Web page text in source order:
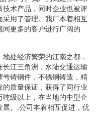
术产品，同时企业也被评
用了管理。我厂本着相互
更多的客户进行广阔的
处经济繁荣的江南之都，
长江三角洲，水陆交通运输
铸钢件，不锈钢铸造，精
质量保证，获得了同行业
级以上，在当地的中型企
。.公司本着相互促进，优